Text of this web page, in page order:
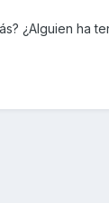
¿Alguien ha